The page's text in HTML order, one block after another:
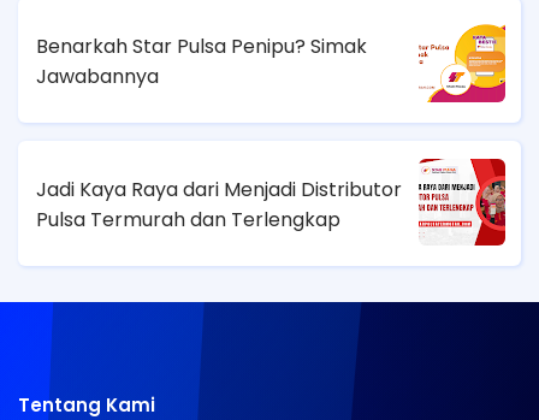
Benarkah Star Pulsa Penipu? Simak
Jawabannya
Jadi Kaya Raya dari Menjadi Distributor
Pulsa Termurah dan Terlengkap
Tentang Kami